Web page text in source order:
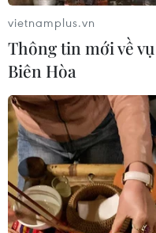
vietnamplus.vn
Thông tin mới về
Biên Hòa